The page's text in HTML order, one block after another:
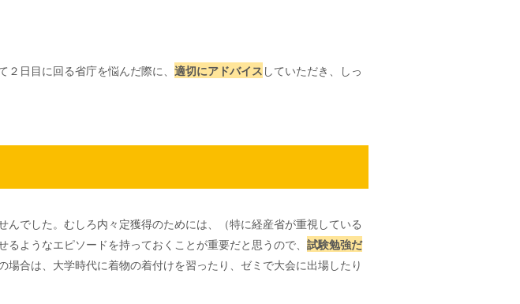
日目に回る省庁を悩んだ際に、 適切にアドバイス していただき、しっ
でした。むしろ内々定獲得のためには、（特に経産省が重視している
ようなエピソードを持っておくことが重要だと思うので、 試験勉強だ
場合は、大学時代に着物の着付けを習ったり、ゼミで大会に出場したり